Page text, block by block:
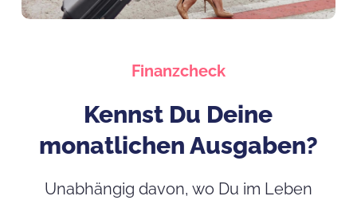
Finanzcheck
Kennst Du Deine
monatlichen Ausgaben?
Unabhängig davon, wo Du im Leben